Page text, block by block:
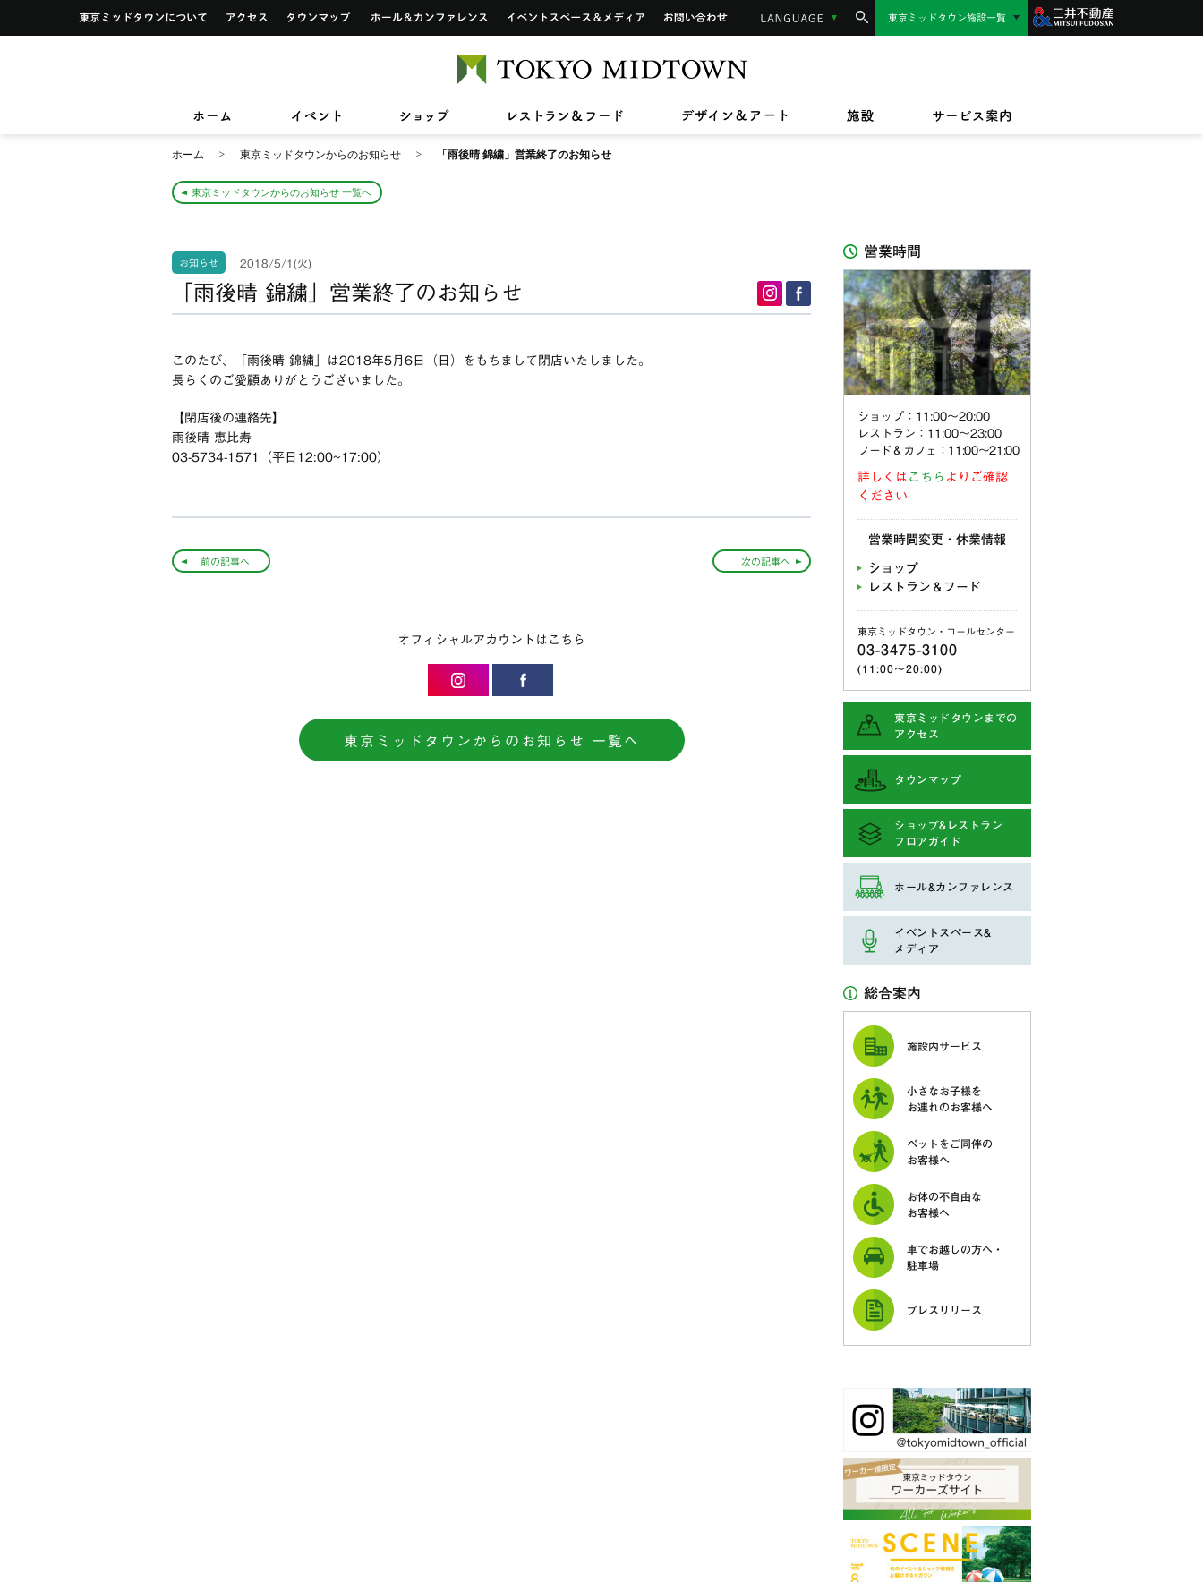
東京ミッドタウンについて
アクセス タウンマップ ホール&カンファレンス イベントスペース&メディア
お問い合わせ LANGUAGE東京ミッドタウン施設一覧
イベント ショップ レストラン&フード デザイン&アート施設 サービス案内
2026/3/27(金)〜8/9(日)
スープはいのち
2026/7/17(金)〜8/16(日)
ASHIMIZU（PARASOLS GARDEN）
ショップ検索
フロアガイド
2026/7/1(水)〜8/31(月)
ン》新規ご入会キャンペーン
レストラン＆フード検索
フロアガイド
2026/7/17(金)〜8/31(月)
アートワーク in 東京ミッドタウン
TOKYO MIDTOWN DESIGN LIVE 六本木未来会議
東京ミッドタウンクリニック
東京ミッドタウン レジデンス
ザ・リッツ・カールトン東京 東京ミッドタウン オフィス ビルボードライブ東京
サービス案内トップ インフォメーションカウンター コンシェルジュサービス
ご利用可能なカードについて
小さなお子様をお連れのお客様へ バリアフリーサービス ペット同伴のお客様へ
ホーム 東京ミッドタウンからのお知らせ 「雨後晴 錦繍」営業終了のお知らせ
東京ミッドタウンからのお知らせ 一覧へ
お知らせ 2018/5/1(火)
「雨後晴 錦繍」営業終了のお知らせ
このたび、「雨後晴 錦繍」は2018年5月6日（日）をもちまして閉店いたしました。
長らくのご愛顧ありがとうございました。
【閉店後の連絡先】
雨後晴 恵比寿
03-5734-1571（平日12:00~17:00）
次の記事へ
前の記事へ
オフィシャルアカウントはこちら
東京ミッドタウンからのお知らせ 一覧へ
営業時間
ショップ：11:00〜20:00
レストラン：11:00〜23:00
フード＆カフェ：11:00～21:00
詳しくは こちら よりご確認
ください
営業時間変更・休業情報
ショップ
レストラン＆フード
東京ミッドタウン・コールセンター
03-3475-3100
(11:00〜20:00)
東京ミッドタウンまでの
アクセス
タウンマップ
ショップ&レストラン
フロアガイド
ホール&カンファレンス
イベントスペース&
メディア
総合案内
施設内サービス
小さなお子様を
お連れのお客様へ
ペットをご同伴の
お客様へ
お体の不自由な
お客様へ
車でお越しの方へ・
駐車場
プレスリリース